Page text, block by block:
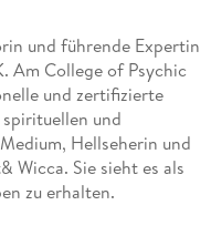
und führende Expertin
Am College of Psychic
und zertifizierte
und
Hellseherin und
Wicca. Sie sieht es als
zu erhalten.